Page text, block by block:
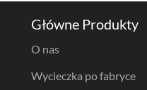
Główne Produkty
O nas
Wycieczka po fabryce